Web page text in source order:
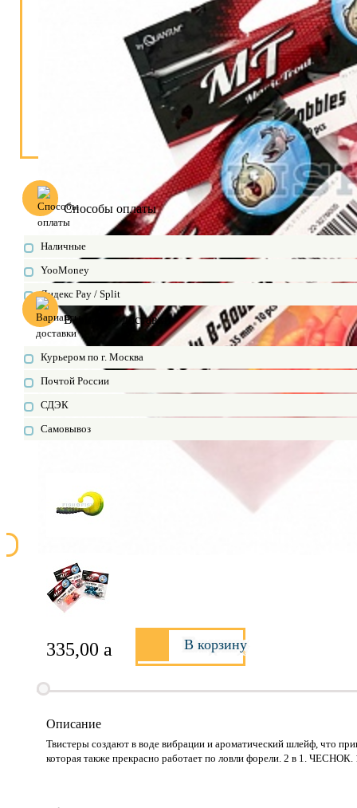
Способы оплаты
Наличные
YooMoney
Яндекс Pay / Split
Варианты доставки
Курьером по г. Москва
Почтой России
СДЭК
Самовывоз
335,00 a В корзину
Описание
Твистеры создают в воде вибрации и ароматический шлейф, что
которая также прекрасно работает по ловли форели. 2 в 1. ЧЕСНОК.